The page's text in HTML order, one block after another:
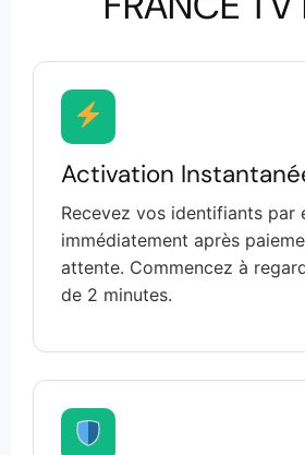
Activation
Recevez vos identifiants par
immédiatement après
attente. Commencez à
de 2 minutes.